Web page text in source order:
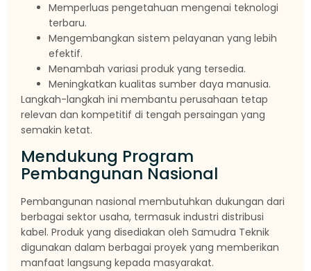
Memperluas pengetahuan mengenai teknologi
terbaru.
Mengembangkan sistem pelayanan yang lebih
efektif.
Menambah variasi produk yang tersedia.
Meningkatkan kualitas sumber daya manusia.
Langkah-langkah ini membantu perusahaan tetap
relevan dan kompetitif di tengah persaingan yang
semakin ketat.
Mendukung Program
Pembangunan Nasional
Pembangunan nasional membutuhkan dukungan dari
berbagai sektor usaha, termasuk industri distribusi
kabel. Produk yang disediakan oleh Samudra Teknik
digunakan dalam berbagai proyek yang memberikan
manfaat langsung kepada masyarakat.